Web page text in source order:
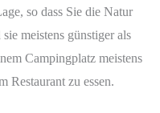
so dass Sie die Natur
meistens günstiger als
Campingplatz meistens
Restaurant zu essen.